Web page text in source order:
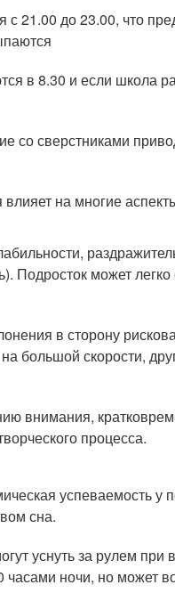
21.00 до 23.00, что
в 8.30 и если школа
со сверстниками
на многие
Подросток может легко
в сторону
большой скорости,
внимания,
процесса.
успеваемость у
сна.
уснуть за рулем при
ночи, но может